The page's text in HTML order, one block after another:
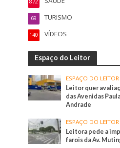
872
TURISMO
69
VÍDEOS
140
Espaço do Leitor
ESPAÇO DO LEITOR
Leitor quer
das Avenidas
Andrade
ESPAÇO DO LEITOR
Leitora pede a
farois da Av.